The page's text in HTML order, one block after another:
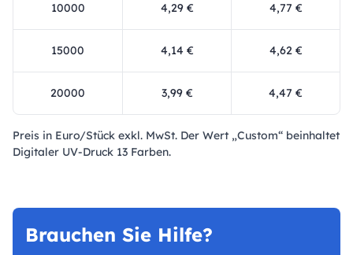
10000 4,29 € 4,77 €
15000 4,14 € 4,62 €
20000 3,99 € 4,47 €
Preis in Euro/Stück exkl. MwSt. Der Wert „Custom“ beinhaltet
Digitaler UV-Druck 13 Farben.
Brauchen Sie Hilfe?